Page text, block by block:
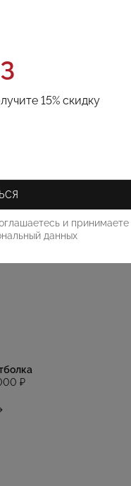
₽
15% скидку
и принимаете
данных